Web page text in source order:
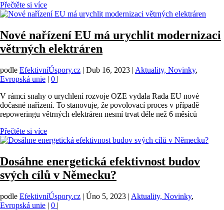
Přečtěte si více
Nové nařízení EU má urychlit modernizaci
větrných elektráren
podle EfektivníÚspory.cz | Dub 16, 2023 | Aktuality, Novinky,
Evropská unie | 0 |
V rámci snahy o urychlení rozvoje OZE vydala Rada EU nové
dočasné nařízení. To stanovuje, že povolovací proces v případě
repoweringu větrných elektráren nesmí trvat déle než 6 měsíců
Přečtěte si více
Dosáhne energetická efektivnost budov
svých cílů v Německu?
podle EfektivníÚspory.cz | Úno 5, 2023 | Aktuality, Novinky,
Evropská unie | 0 |